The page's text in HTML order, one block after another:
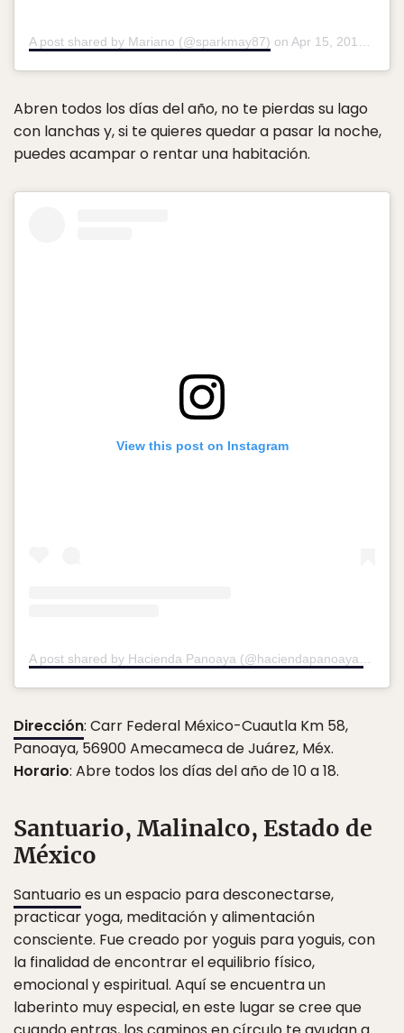
A post shared by Mariano (@sparkmay87) on Apr 15, 2019 at 9:58am PDT
Abren todos los días del año, no te pierdas su lago
con lanchas y, si te quieres quedar a pasar la noche,
puedes acampar o rentar una habitación.
View this post on Instagram
A post shared by Hacienda Panoaya (@haciendapanoaya)on
Dirección: Carr Federal México-Cuautla Km 58,
Panoaya, 56900 Amecameca de Juárez, Méx.
Horario: Abre todos los días del año de 10 a 18.
Santuario, Malinalco, Estado de
México
Santuarioes un espacio para desconectarse,
practicar yoga, meditación y alimentación
consciente. Fue creado por yoguis para yoguis, con
la finalidad de encontrar el equilibrio físico,
emocional y espiritual. Aquí se encuentra un
laberinto muy especial, en este lugar se cree que